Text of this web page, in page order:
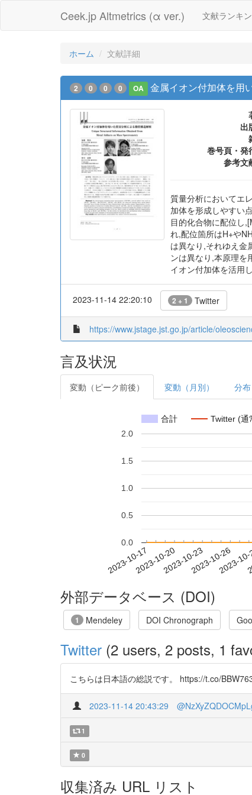
Ceek.jp Altmetrics (α ver.) 文献ランキ
ホーム 文献詳細
2 0 0 0 OA 金属イオン付加体を用
出
巻号頁・発
参考文
質量分析においてエ
加体を形成しやすい
目的化合物に配位し
れ,配位箇所はH+や
は異なり,それゆえ金
ンは異なり,本原理を
イオン付加体を活用
2023-11-14 22:20:10 2 + 1 Twitter
https://www.jstage.jst.go.jp/article/
言及状況
変動（ピーク前後） 変動（月別） 分布
合計 Twitter (通
2023-10-172023-10-202023-10-232023-10-26
2023-
0.0
0.5
1.0
1.5
2.0
外部データベース (DOI)
1 Mendeley DOI Chronograph
Twitter (2 users, 2 posts, 1
こちらは日本語の総説です。 https://t.co/
2023-11-14 20:43:29
1
0
収集済み URL リスト